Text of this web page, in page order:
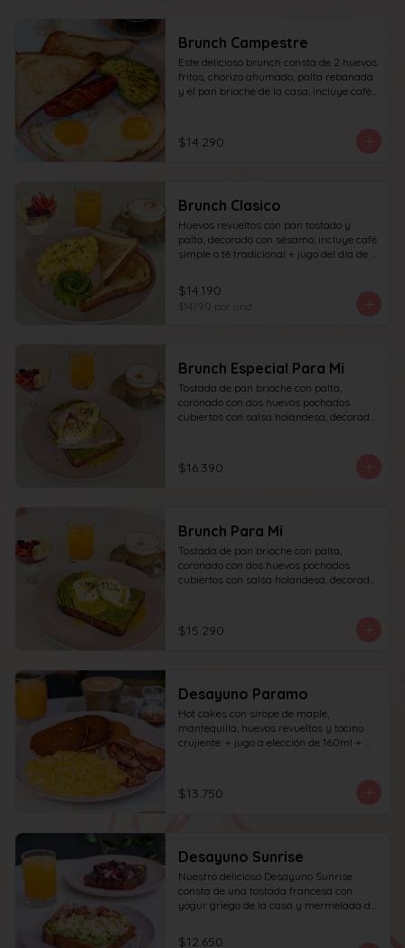
Brunch Campestre
Este delicioso brunch consta de 2 huevos
fritos, chorizo ahumado, palta rebanada
y el pan brioche de la casa, incluye café
$1.000 adicionales) + yogur griego con
granola y frutas de estación.
$14.290
Brunch Clasico
Huevos revueltos con pan tostado y
palta, decorado con sésamo; incluye café
simple o té tradicional + jugo del día de
$1.000 adicionales), + yogur griego con
granola y frutas de estación.
$14.190
$14.190 por und
Brunch Especial Para Mi
Tostada de pan brioche con palta,
coronado con dos huevos pochados
cubiertos con salsa holandesa, decorado
tocino) incluye café simple o té
tradicional (el café puede ser doble por
$16.390
Brunch Para Mi
Tostada de pan brioche con palta,
coronado con dos huevos pochados
cubiertos con salsa holandesa, decorado
$1.000 adicionales) + jugo del día de
160ml + yogur griego con granola y
$15.290
Desayuno Paramo
Hot cakes con sirope de maple,
mantequilla, huevos revueltos y tocino
crujiente. + jugo a elección de 160ml +
$13.750
Desayuno Sunrise
Nuestro delicioso Desayuno Sunrise
consta de una tostada francesa con
yogur griego de la casa y mermelada de
de pan blanco con palta molida, pasta de
$12.650